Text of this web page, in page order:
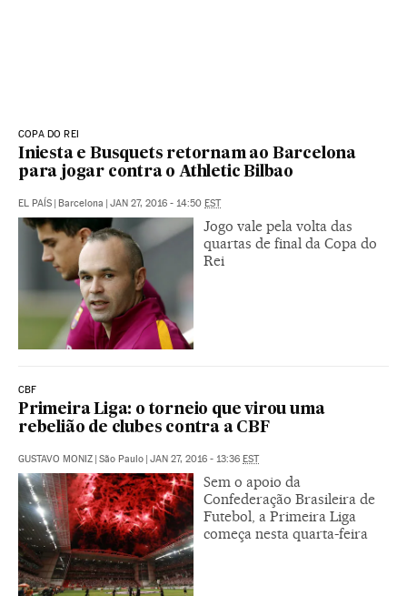
COPA DO REI
Iniesta e Busquets retornam ao Barcelona
para jogar contra o Athletic Bilbao
EL PAÍS | Barcelona | JAN 27, 2016 - 14:50 EST
Jogo vale pela volta das
quartas de final da Copa do
Rei
CBF
Primeira Liga: o torneio que virou uma
rebelião de clubes contra a CBF
GUSTAVO MONIZ | São Paulo | JAN 27, 2016 - 13:36 EST
Sem o apoio da
Confederação Brasileira de
Futebol, a Primeira Liga
começa nesta quarta-feira